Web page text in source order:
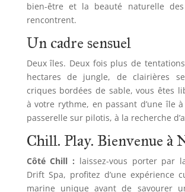
bien-être et la beauté naturelle
rencontrent.
Un cadre sensuel
Deux îles. Deux fois plus de
hectares de jungle, de clairières
criques bordées de sable, vous êtes
à votre rythme, en passant d’une île
passerelle sur pilotis, à la recherche
Chill. Play. Bienvenue à
Côté Chill : laissez-vous porter par
Drift Spa, profitez d’une expérience
marine unique avant de savourer